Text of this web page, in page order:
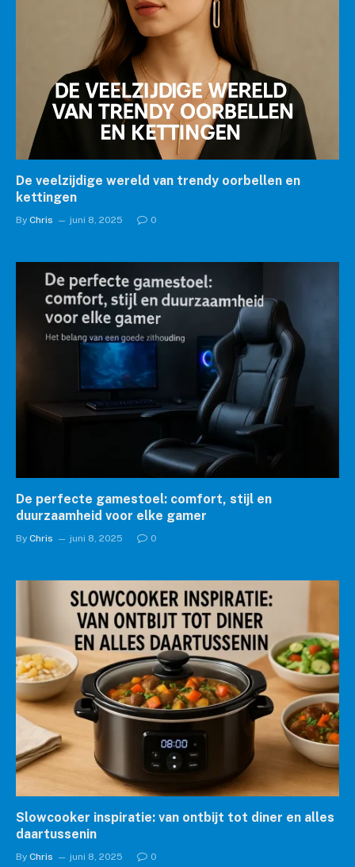
De veelzijdige wereld van trendy oorbellen en
kettingen
By Chris juni 8, 2025 0
De perfecte gamestoel: comfort, stijl en
duurzaamheid voor elke gamer
By Chris juni 8, 2025 0
Slowcooker inspiratie: van ontbijt tot diner en alles
daartussenin
By Chris juni 8, 2025 0